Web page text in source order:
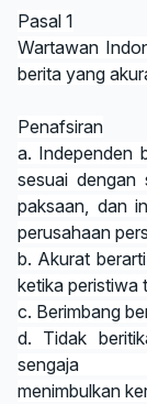
Pasal 1
Wartawan
berita yang
Penafsiran
a. Independen
sesuai dengan
paksaan, dan
perusahaan
b. Akurat
ketika peristiwa
c. Berimbang
d. Tidak
sengaja
menimbulkan